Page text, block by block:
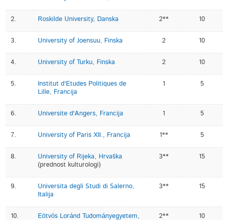
2. Roskilde University, Danska 2** 10
3. University of Joensuu, Finska 2 10
4. University of Turku, Finska 2 10
5.
Institut d'Etudes Politiques de
Lille, Francija
1 5
6. Universite d'Angers, Francija 1 5
7. University of Paris XII., Francija 1** 5
8.
University of Rijeka, Hrvaška
(prednost kulturologi)
3** 15
9.
Universita degli Studi di Salerno,
Italija
3** 15
10.
Eötvös Loránd Tudományegyetem,
2** 10